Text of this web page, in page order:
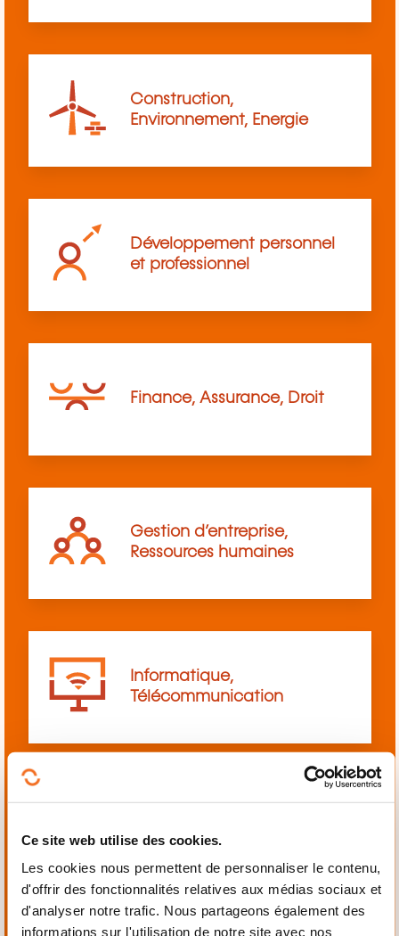
Ce site web utilise des cookies.
Les cookies nous permettent de personnaliser le contenu,
d'offrir des fonctionnalités relatives aux médias sociaux et
d'analyser notre trafic. Nous partageons également des
informations sur l'utilisation de notre site avec nos
Construction,
Environnement, Energie
Développement personnel
et professionnel
Finance, Assurance, Droit
Gestion d’entreprise,
Ressources humaines
Informatique,
Télécommunication